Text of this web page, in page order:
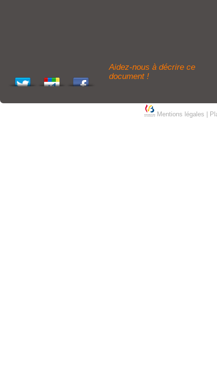
Aidez-nous à décrire ce
document !
Mentions légales